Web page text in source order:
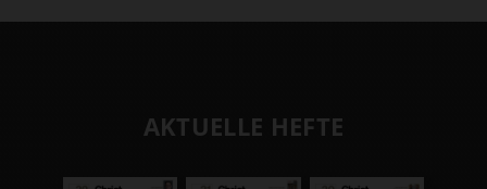
AKTUELLE HEFTE